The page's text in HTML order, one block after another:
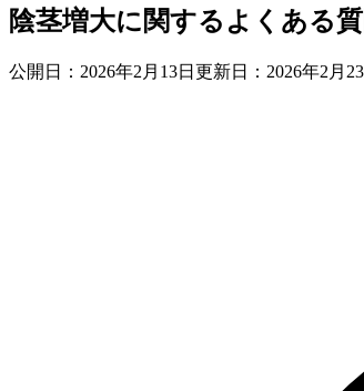
陰茎増大に関するよくある
公開日： 2026年2月13日 更新日： 2026年2月